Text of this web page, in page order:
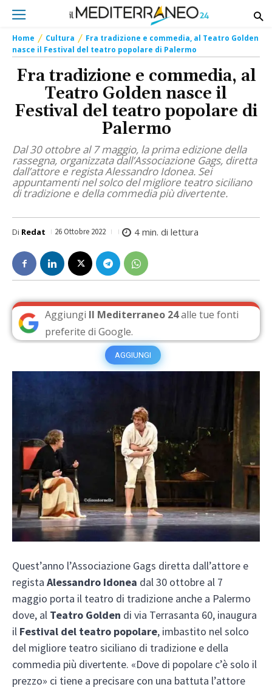
Home Cultura
Fra tradizione e commedia, al Teatro Golden
nasce il Festival del teatro popolare di Palermo
Fra tradizione e commedia, al
Teatro Golden nasce il
Festival del teatro popolare di
Palermo
Dal 30 ottobre al 7 maggio, la prima edizione della
rassegna, organizzata dall’Associazione Gags, diretta
dall’attore e regista Alessandro Idonea. Sei
appuntamenti nel solco del migliore teatro siciliano
di tradizione e della commedia più divertente.
Di Redat 26 Ottobre 2022 4 min. di lettura
Aggiungi Il Mediterraneo 24alle tue fonti
preferite di Google.
AGGIUNGI
Quest’anno l’Associazione Gags diretta dall’attore e
regista Alessandro Idonea dal 30 ottobre al 7
maggio porta il teatro di tradizione anche a Palermo
dove, al Teatro Golden di via Terrasanta 60, inaugura
il Festival del teatro popolare, imbastito nel solco
del migliore teatro siciliano di tradizione e della
commedia più divertente. «Dove di popolare c’è solo il
prezzo» ci tiene a precisare con una battuta l’attore